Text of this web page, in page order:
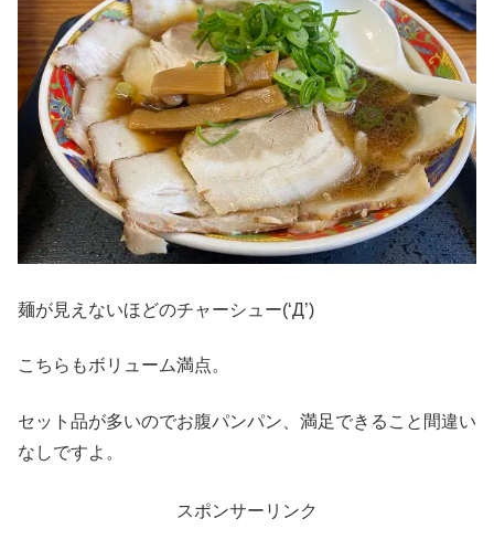
麺が見えないほどのチャーシュー(‘Д’)
こちらもボリューム満点。
セット品が多いのでお腹パンパン、満足できること間違い
なしですよ。
スポンサーリンク